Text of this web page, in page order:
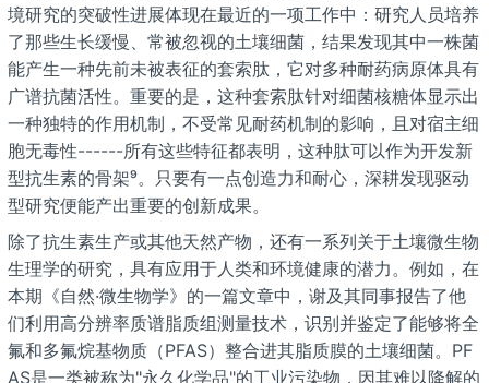
境研究的突破性进展体现在最近的一项工作中：研究人员培养
了那些生长缓慢、常被忽视的土壤细菌，结果发现其中一株菌
能产生一种先前未被表征的套索肽，它对多种耐药病原体具有
广谱抗菌活性。重要的是，这种套索肽针对细菌核糖体显示出
一种独特的作用机制，不受常见耐药机制的影响，且对宿主细
胞无毒性------所有这些特征都表明，这种肽可以作为开发新
型抗生素的骨架⁹。只要有一点创造力和耐心，深耕发现驱动
型研究便能产出重要的创新成果。
除了抗生素生产或其他天然产物，还有一系列关于土壤微生物
生理学的研究，具有应用于人类和环境健康的潜力。例如，在
本期《自然·微生物学》的一篇文章中，谢及其同事报告了他
们利用高分辨率质谱脂质组测量技术，识别并鉴定了能够将全
氟和多氟烷基物质（PFAS）整合进其脂质膜的土壤细菌。PF
AS是一类被称为"永久化学品"的工业污染物，因其难以降解的